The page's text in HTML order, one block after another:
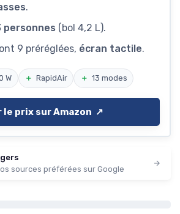
.
personnes (bol 4,2 L).
9 préréglées, écran tactile.
W ＋ RapidAir ＋ 13 modes
le prix sur Amazon ↗️
sources préférées sur Google